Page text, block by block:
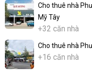
Cho thuê nhà
Mỹ Tây
+32 căn nhà
Cho thuê nhà
+16 căn nhà